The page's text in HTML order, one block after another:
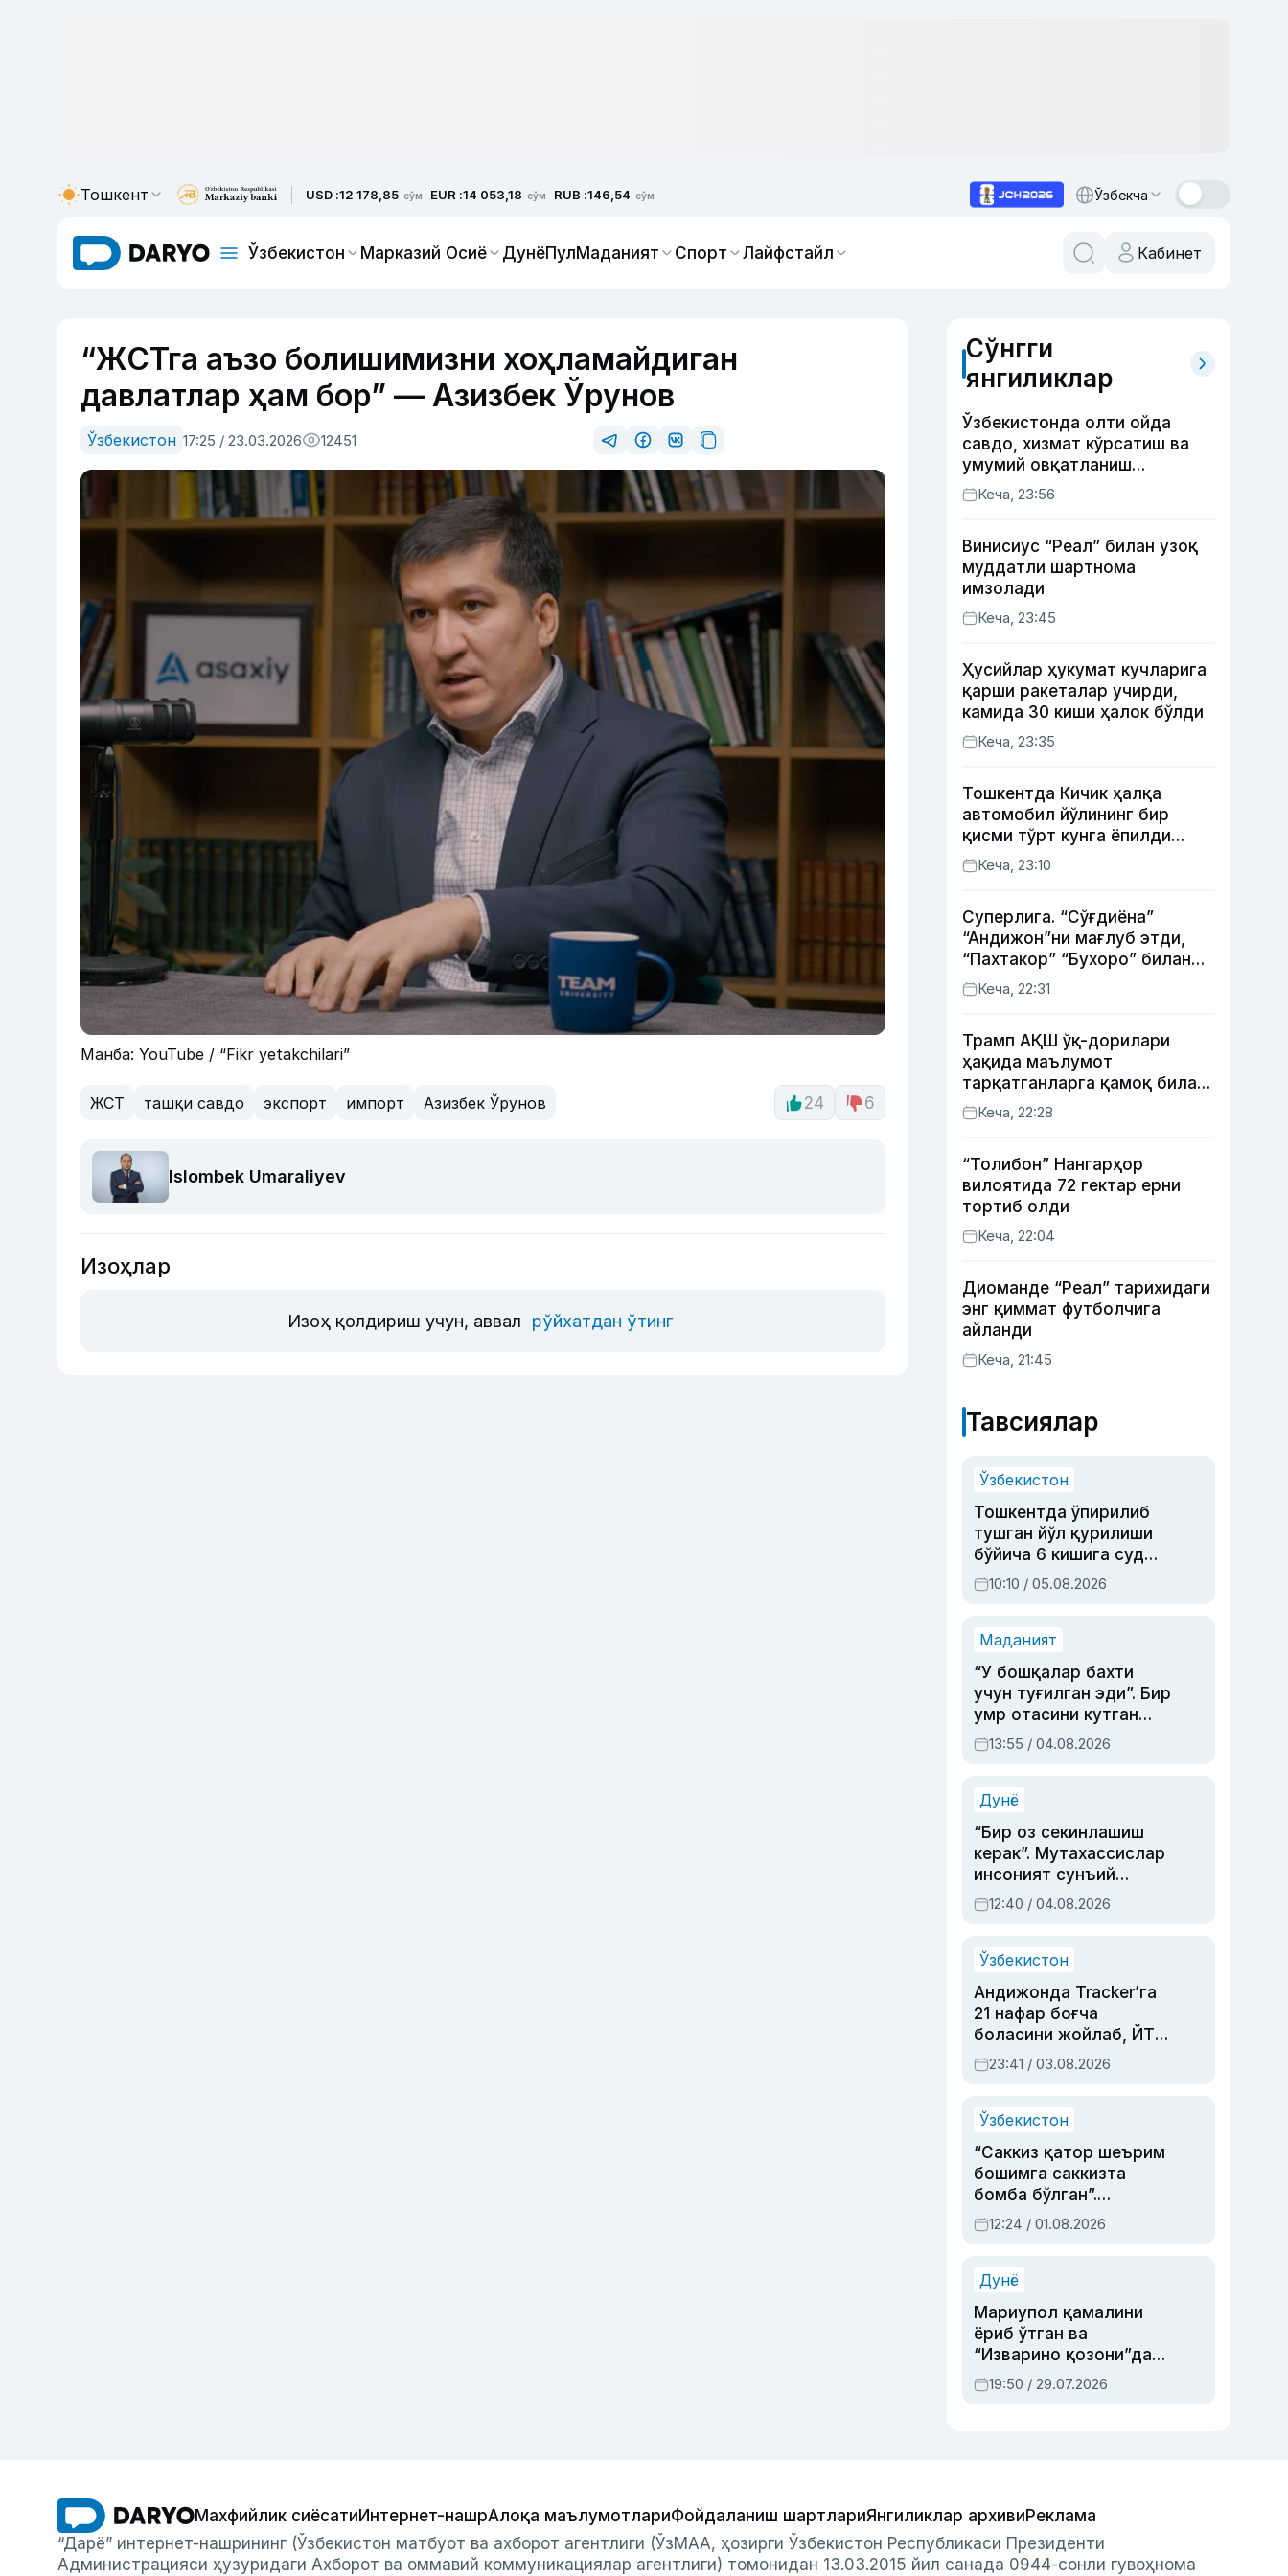
Тошкент USD :12 178,85 сўм EUR :14 053,18 сўм RUB :146,54 сўм Ўзбекча
Ўзбекистон Марказий Осиё ДунёПулМаданият Спорт Лайфстайл Кабинет
“ЖСТга аъзо болишимизни хоҳламайдиган
давлатлар ҳам бор” — Азизбек Ўрунов
Ўзбекистон 17:25 / 23.03.2026 12451
Манба: YouTube / “Fikr yetakchilari”
ЖСТ ташқи савдо экспорт импорт Азизбек Ўрунов 24 6
Islombek Umaraliyev
Изоҳлар
Изоҳ қолдириш учун, аввал рўйхатдан ўтинг
Сўнгги
янгиликлар
Ўзбекистонда олти ойда
савдо, хизмат кўрсатиш ва
умумий овқатланиш
корхоналари қанча солиқ
тўлагани очиқланди
Кеча, 23:56
Винисиус “Реал” билан узоқ
муддатли шартнома
имзолади
Кеча, 23:45
Ҳусийлар ҳукумат кучларига
қарши ракеталар учирди,
камида 30 киши ҳалок бўлди
Кеча, 23:35
Тошкентда Кичик ҳалқа
автомобил йўлининг бир
қисми тўрт кунга ёпилди
(харита)
Кеча, 23:10
Суперлига. “Сўғдиёна”
“Андижон”ни мағлуб этди,
“Пахтакор” “Бухоро” билан
жанговар дуранг қайд этди
Кеча, 22:31
Трамп АҚШ ўқ-дорилари
ҳақида маълумот
тарқатганларга қамоқ билан
таҳдид қилди
Кеча, 22:28
“Толибон” Нангарҳор
вилоятида 72 гектар ерни
тортиб олди
Кеча, 22:04
Диоманде “Реал” тарихидаги
энг қиммат футболчига
айланди
Кеча, 21:45
Тавсиялар
Ўзбекистон
Тошкентда ўпирилиб
тушган йўл қурилиши
бўйича 6 кишига суд
ҳукми ўқилди
10:10 / 05.08.2026
Маданият
“У бошқалар бахти
учун туғилган эди”. Бир
умр отасини кутган
актриса ва дубльяж
устаси Римма
синовларга тўла ҳаёти
13:55 / 04.08.2026
Дунё
“Бир оз секинлашиш
керак”. Мутахассислар
инсоният сунъий
интеллектни бошқара
олмай қолишидан
12:40 / 04.08.2026
Ўзбекистон
Андижонда Tracker’га
21 нафар боғча
боласини жойлаб, ЙТҲ
содир этган аёлга суд
ҳукми ўқилди
23:41 / 03.08.2026
Ўзбекистон
“Саккиз қатор шеърим
бошимга саккизта
бомба бўлган”.
Абдулла Ориповни
сиёсий айбловлардан
12:24 / 01.08.2026
Дунё
Мариупол қамалини
ёриб ўтган ва
“Изварино қозони”дан
чиққан қаҳрамон —
Украина армияси бош
19:50 / 29.07.2026
Махфийлик сиёсатиИнтернет-нашрАлоқа маълумотлариФойдаланиш шартлариЯнгиликлар архивиРеклама
“Дарё” интернет-нашрининг (Ўзбекистон матбуот ва ахборот агентлиги (ЎзМАА, ҳозирги Ўзбекистон Республикаси Президенти
Администрацияси ҳузуридаги Ахборот ва оммавий коммуникациялар агентлиги) томонидан 13.03.2015 йил санада 0944-сонли гувоҳнома